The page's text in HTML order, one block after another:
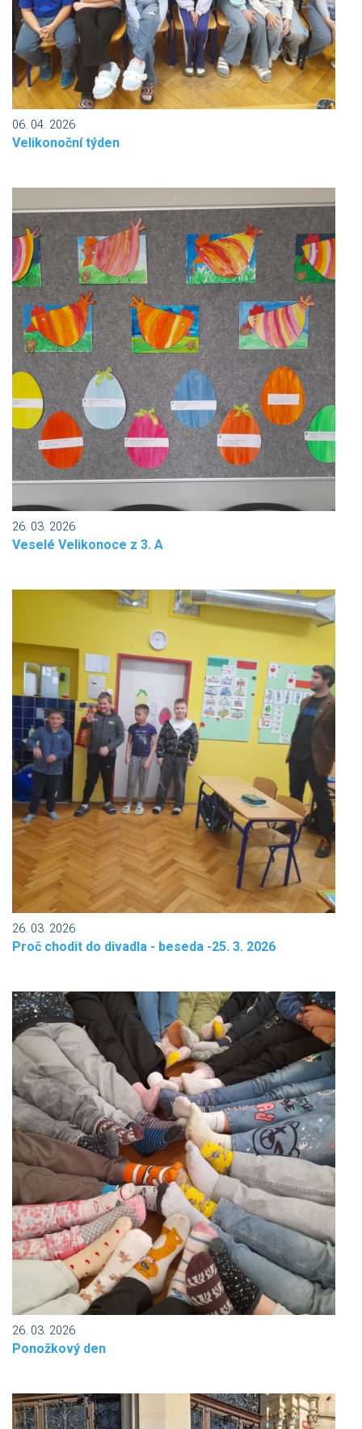
06. 04. 2026
Velikonoční týden
26. 03. 2026
Veselé Velikonoce z 3. A
26. 03. 2026
Proč chodit do divadla - beseda -25. 3. 2026
26. 03. 2026
Ponožkový den